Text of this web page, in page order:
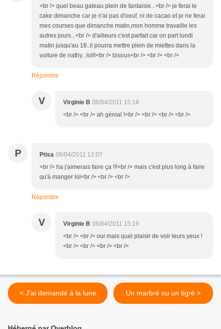
<br /> quel beau gateau plein de fantaisie...<br /> je ferai le
cake dimanche car je n'ai pas d'oeuf, ni de cacao et je ne ferai
mes courses que dimanche matin,mon homme travaille les
autres jours...<br /> d'ailleurs c'est parfait car on part lundi
matin jusqu'au 18..il pourra mettre plein de miettes dans la
voiture de nathy...lolll<br /> bisous<br /> <br /> <br />
Répondre
V Virginie B 06/04/2011 15:18
<br /> <br /> ah génial !<br /> <br /> <br /> <br />
P Ptisa 06/04/2011 12:07
<br /> ha j'aimerais faire ça !!!<br /> mais c'est plus long à faire
qu'à manger lol<br /> <br /> <br />
Répondre
V Virginie B 06/04/2011 15:19
<br /> <br /> oui mais quel plaisir de voir leurs yeux !
<br /> <br /> <br /> <br />
< J'ai demandé à la lune Un marbré ou un tigré >